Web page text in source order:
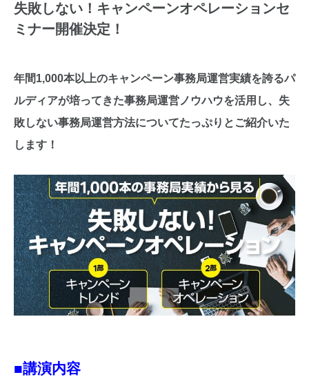
失敗しない！キャンペーンオペレーションセ
ミナー開催決定！
年間1,000本以上のキャンペーン事務局運営実績を誇るパ
ルディアが培ってきた事務局運営ノウハウを活用し、失
敗しない事務局運営方法についてたっぷりとご紹介いた
します！
■講演内容